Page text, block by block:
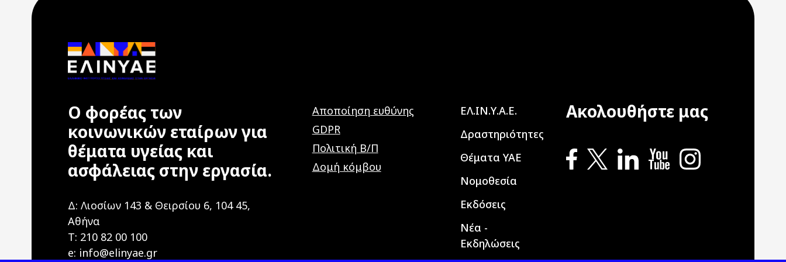
Ο φορέας των
κοινωνικών εταίρων για
θέματα υγείας και
ασφάλειας στην εργασία.
Δ: Λιοσίων 143 & Θειρσίου 6, 104 45,
Αθήνα
T: 210 82 00 100
e: info@elinyae.gr
Αποποίηση ευθύνης
GDPR
Πολιτική Β/Π
Δομή κόμβου
Main navigation
ΕΛ.ΙΝ.Υ.Α.Ε.
Δραστηριότητες
Θέματα ΥΑΕ
Νομοθεσία
Εκδόσεις
Νέα -
Εκδηλώσεις
Ακολουθήστε μας